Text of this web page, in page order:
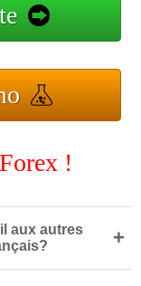
!
aux autres
+